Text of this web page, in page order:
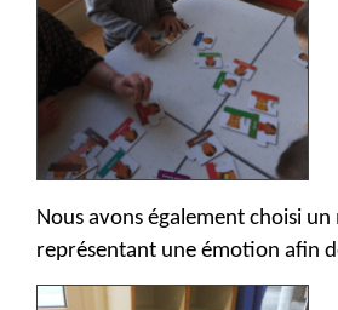
Nous avons également choisi
représentant une émotion afin